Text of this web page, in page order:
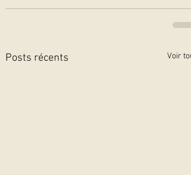
Posts récents Voir tout